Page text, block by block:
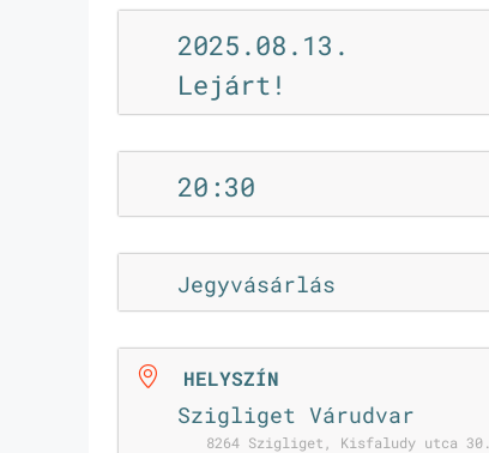
2025.08.13.
Lejárt!
20:30
Jegyvásárlás
HELYSZÍN
Szigliget Várudvar
8264 Szigliget, Kisfaludy utca 30.